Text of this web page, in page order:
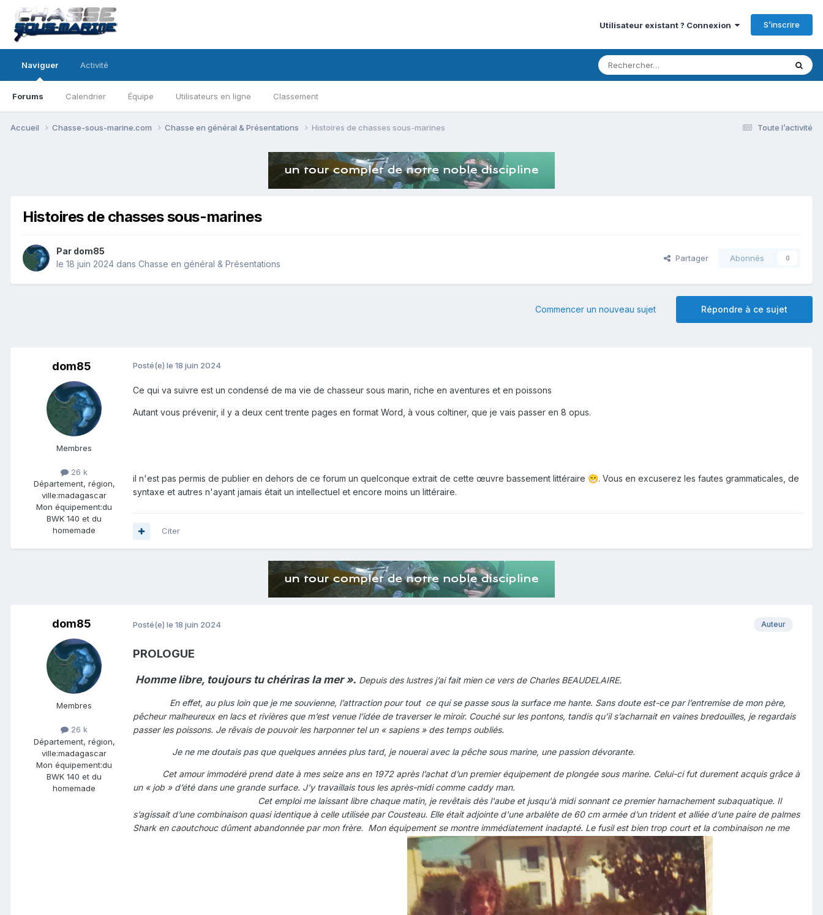
Utilisateur existant ? Connexion S’inscrire
Naviguer
Forums Calendrier Équipe Utilisateurs en ligne Classement
Activité
Toute l’activité
Accueil Chasse-sous-marine.com Chasse en général & Présentations Histoires de chasses sous-marines
Histoires de chasses sous-marines
Par dom85
le 18 juin 2024 dans Chasse en général & Présentations
Partager Abonnés 0
Répondre à ce sujet
Commencer un nouveau sujet
dom85
Membres
26 k
Département, région,
ville:madagascar
Mon équipement:du
BWK 140 et du
homemade
Posté(e) le 18 juin 2024
Ce qui va suivre est un condensé de ma vie de chasseur sous marin, riche en aventures et en poissons
Autant vous prévenir, il y a deux cent trente pages en format Word, à vous coltiner, que je vais passer en 8 opus.
il n'est pas permis de publier en dehors de ce forum un quelconque extrait de cette œuvre bassement littéraire 😁. Vous en excuserez les fautes grammaticales, de
syntaxe et autres n'ayant jamais était un intellectuel et encore moins un littéraire.
Citer
dom85
Membres
26 k
Département, région,
ville:madagascar
Mon équipement:du
BWK 140 et du
homemade
Auteur
Posté(e) le 18 juin 2024
PROLOGUE
Homme libre, toujours tu chériras la mer ». Depuis des lustres j’ai fait mien ce vers de Charles BEAUDELAIRE.
En effet, au plus loin que je me souvienne, l’attraction pour tout ce qui se passe sous la surface me hante. Sans doute est-ce par l’entremise de mon père,
pêcheur malheureux en lacs et rivières que m’est venue l’idée de traverser le miroir. Couché sur les pontons, tandis qu’il s’acharnait en vaines bredouilles, je regardais
passer les poissons. Je rêvais de pouvoir les harponner tel un « sapiens » des temps oubliés.
Je ne me doutais pas que quelques années plus tard, je nouerai avec la pêche sous marine, une passion dévorante.
Cet amour immodéré prend date à mes seize ans en 1972 après l’achat d’un premier équipement de plongée sous marine. Celui-ci fut durement acquis grâce à
un « job » d’été dans une grande surface. J’y travaillais tous les après-midi comme caddy man.
Cet emploi me laissant libre chaque matin, je revêtais dès l'aube et jusqu'à midi sonnant ce premier harnachement subaquatique. Il
s’agissait d’une combinaison quasi identique à celle utilisée par Cousteau. Elle était adjointe d'une arbalète de 60 cm armée d’un trident et alliée d’une paire de palmes
Shark en caoutchouc dûment abandonnée par mon frère. Mon équipement se montre immédiatement inadapté. Le fusil est bien trop court et la combinaison ne me